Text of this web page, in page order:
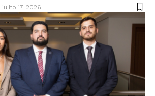
julho 17, 2026